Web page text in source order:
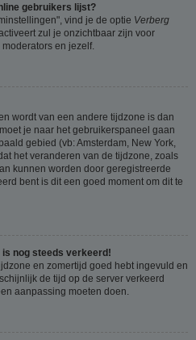
gebruikers lijst?
vind je de optie Verberg
zul je onzichtbaar zijn voor
en jezelf.
wordt van een andere tijdzone is dan
je naar het gebruikerspaneel gaan
gebied (vb: Amsterdam, New York,
het veranderen van de tijdzone, zoals
kunnen worden door geregistreerde
bent is dit een goed moment om dit te
is nog steeds verkeerd!
en zomertijd goed hebt ingevuld en
de tijd op de server verkeerd
aanpassing moeten doen.